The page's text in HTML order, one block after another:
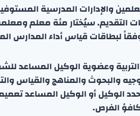
والإدارات المدرسية
التقديم. سيُختار مئة معلم
لبطاقات قياس أداء المدارس
وعضوية الوكيل المساعد
والبحوث والمناهج والقياس
الوكيل أو الوكيل المساعد
الفرص.